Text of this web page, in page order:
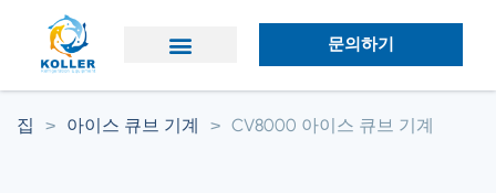
문의하기
집 > 아이스 큐브 기계 > CV8000 아이스 큐브 기계